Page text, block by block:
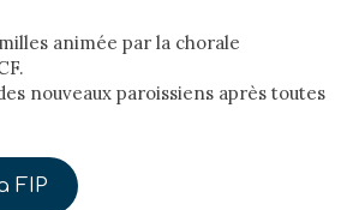
animée par la chorale
nouveaux paroissiens après toutes
FIP